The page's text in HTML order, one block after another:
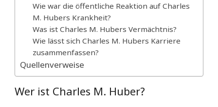
Wie war die öffentliche Reaktion auf Charles
M. Hubers Krankheit?
Was ist Charles M. Hubers Vermächtnis?
Wie lässt sich Charles M. Hubers Karriere
zusammenfassen?
Quellenverweise
Wer ist Charles M. Huber?